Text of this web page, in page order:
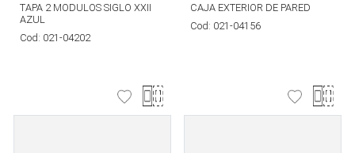
TAPA 2 MODULOS SIGLO XXII
AZUL
Cod: 021-04202
CAJA EXTERIOR DE PARED
Cod: 021-04156